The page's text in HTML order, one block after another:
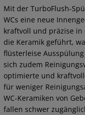
Mit der TurboFlush-
WCs eine neue
kraftvoll und präzise
die Keramik geführt,
flüsterleise
sich zudem
optimierte und
für weniger
WC-Keramiken von
fallen schwer